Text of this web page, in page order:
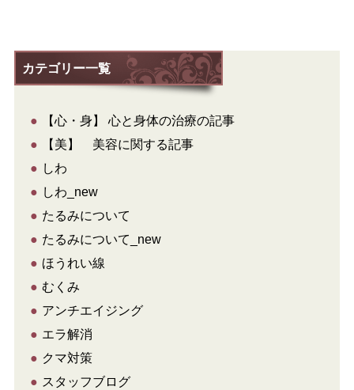
カテゴリー一覧
●
【心・身】 心と身体の治療の記事
●
【美】 美容に関する記事
● しわ
● しわ_new
● たるみについて
● たるみについて_new
● ほうれい線
● むくみ
● アンチエイジング
● エラ解消
● クマ対策
● スタッフブログ